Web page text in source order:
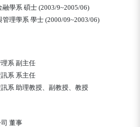
學系 碩士 (2003/9~2005/06)
理學系 學士 (2000/09~2003/06)
系 副主任
系 系主任
系 助理教授、副教授、教授
董事